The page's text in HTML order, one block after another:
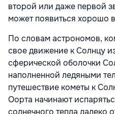
второй или даже первой
может появиться хорошо
По словам астрономов,
свое движение к Солнцу
сферической оболочки
наполненной ледяными
путешествие кометы к
Оорта начинают
солнечного тепла далеко